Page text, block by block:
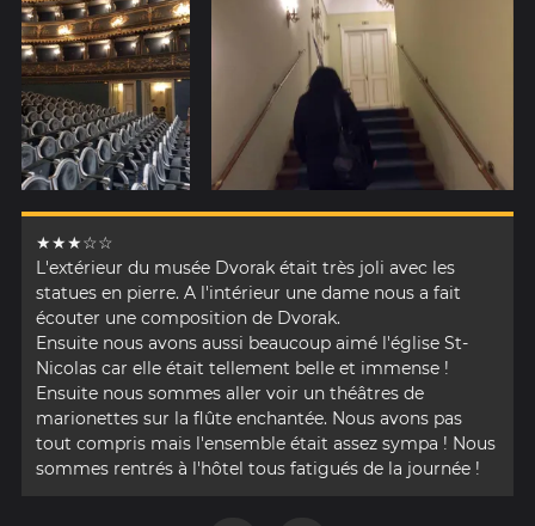
★★★☆☆
L'extérieur du musée Dvorak était très joli avec les
statues en pierre. A l'intérieur une dame nous a fait
écouter une composition de Dvorak.
Ensuite nous avons aussi beaucoup aimé l'église St-
Nicolas car elle était tellement belle et immense !
Ensuite nous sommes aller voir un théâtres de
marionettes sur la flûte enchantée. Nous avons pas
tout compris mais l'ensemble était assez sympa ! Nous
sommes rentrés à l'hôtel tous fatigués de la journée !